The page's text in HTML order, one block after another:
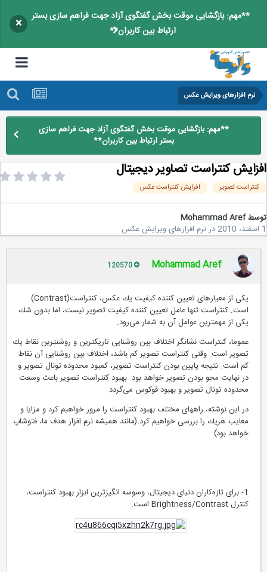
**مهم: بازگشایی موقت بخش گفتگوی آزاد جهت فراهم سازی بستر
ارتباط بین کاربران**
×
نرم افزارهای ویرایش عکس
**مهم: بازگشایی موقت بخش گفتگوی آزاد جهت فراهم سازی
بستر ارتباط بین کاربران**
كنتراست تصاویر دیجیتال
تصویر افزایش کنتراست عکس
Mohammad Aref
درنرم افزارهای ویرایش عکس
Mohammad Aref
یكی از معیارهای تعیین كننده كیفیت یك عكس، كنتراست(Contrast)
است. كنتراست تنها عامل تعیین كننده كیفیت تصویر نیست، اما بدون شك
یكی از مهمترین عوامل آن به شمار می‌رود.
عموما، كنتراست نشانگر اختلاف بین روشنایی تاریكترین و روشنترین نقاط یك
تصویر است. وقتی كنتراست تصویر كم باشد، اختلاف بین روشنایی آن نقاط
كم است. نتیجه پایین بودن كنتراست تصویر، كمبود محدوده تونال تصویر و
در نهایت محو بودن تصویر خواهد بود. بهبود كنتراست تصویر باعث وسعت
محدوده تونال تصویر و بهبود فوكوس می‌گردد.
در این نوشته، راههای مختلف بهبود كنتراست را مرور خواهیم كرد و مزایا و
معایب هریك را بررسی خواهیم كرد.(مانند همیشه نرم افزار هدف ما، فتوشاپ
خواهد بود)
1- برای تازه‌كاران دنیای دیجیتال، وسوسه انگیزترین ابزار بهبود كنتراست،
كنترل Brightness/Contrast است.